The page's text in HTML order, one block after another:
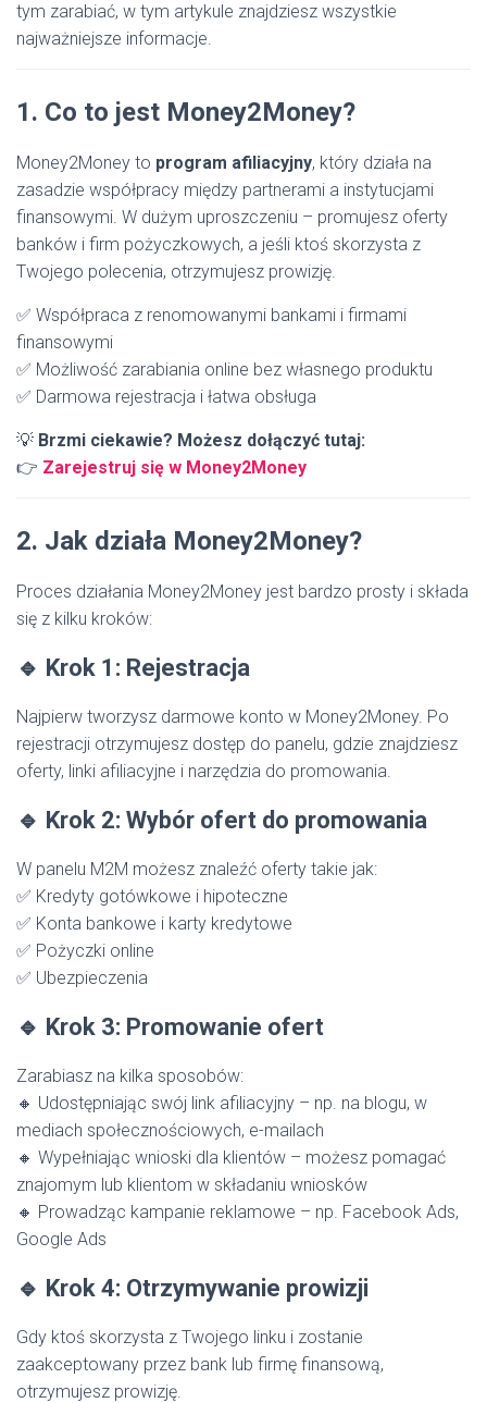
tym zarabiać, w tym artykule znajdziesz wszystkie
najważniejsze informacje.
1. Co to jest Money2Money?
Money2Money to program afiliacyjny, który działa na
zasadzie współpracy między partnerami a instytucjami
finansowymi. W dużym uproszczeniu – promujesz oferty
banków i firm pożyczkowych, a jeśli ktoś skorzysta z
Twojego polecenia, otrzymujesz prowizję.
✅ Współpraca z renomowanymi bankami i firmami
finansowymi
✅ Możliwość zarabiania online bez własnego produktu
✅ Darmowa rejestracja i łatwa obsługa
💡 Brzmi ciekawie? Możesz dołączyć tutaj:
👉 Zarejestruj się w Money2Money
2. Jak działa Money2Money?
Proces działania Money2Money jest bardzo prosty i składa
się z kilku kroków:
🔹 Krok 1: Rejestracja
Najpierw tworzysz darmowe konto w Money2Money. Po
rejestracji otrzymujesz dostęp do panelu, gdzie znajdziesz
oferty, linki afiliacyjne i narzędzia do promowania.
🔹 Krok 2: Wybór ofert do promowania
W panelu M2M możesz znaleźć oferty takie jak:
✅ Kredyty gotówkowe i hipoteczne
✅ Konta bankowe i karty kredytowe
✅ Pożyczki online
✅ Ubezpieczenia
🔹 Krok 3: Promowanie ofert
Zarabiasz na kilka sposobów:
🔸 Udostępniając swój link afiliacyjny – np. na blogu, w
mediach społecznościowych, e-mailach
🔸 Wypełniając wnioski dla klientów – możesz pomagać
znajomym lub klientom w składaniu wniosków
🔸 Prowadząc kampanie reklamowe – np. Facebook Ads,
Google Ads
🔹 Krok 4: Otrzymywanie prowizji
Gdy ktoś skorzysta z Twojego linku i zostanie
zaakceptowany przez bank lub firmę finansową,
otrzymujesz prowizję.